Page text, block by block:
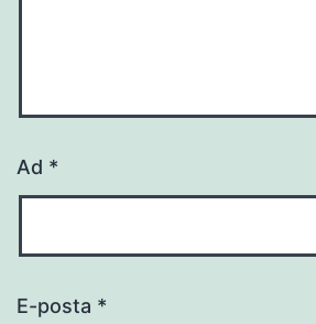
Ad *
E-posta *